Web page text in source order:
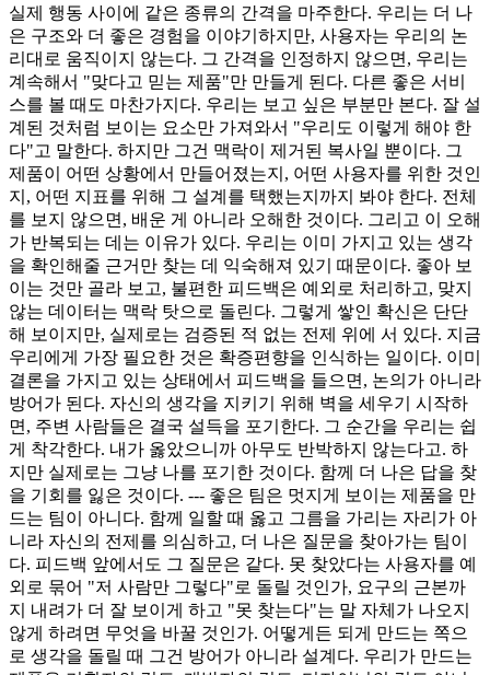
실제 행동 사이에 같은 종류의 간격을 마주한다. 우리는 더 나
은 구조와 더 좋은 경험을 이야기하지만, 사용자는 우리의 논
리대로 움직이지 않는다. 그 간격을 인정하지 않으면, 우리는
계속해서 "맞다고 믿는 제품"만 만들게 된다. 다른 좋은 서비
스를 볼 때도 마찬가지다. 우리는 보고 싶은 부분만 본다. 잘 설
계된 것처럼 보이는 요소만 가져와서 "우리도 이렇게 해야 한
다"고 말한다. 하지만 그건 맥락이 제거된 복사일 뿐이다. 그
제품이 어떤 상황에서 만들어졌는지, 어떤 사용자를 위한 것인
지, 어떤 지표를 위해 그 설계를 택했는지까지 봐야 한다. 전체
를 보지 않으면, 배운 게 아니라 오해한 것이다. 그리고 이 오해
가 반복되는 데는 이유가 있다. 우리는 이미 가지고 있는 생각
을 확인해줄 근거만 찾는 데 익숙해져 있기 때문이다. 좋아 보
이는 것만 골라 보고, 불편한 피드백은 예외로 처리하고, 맞지
않는 데이터는 맥락 탓으로 돌린다. 그렇게 쌓인 확신은 단단
해 보이지만, 실제로는 검증된 적 없는 전제 위에 서 있다. 지금
우리에게 가장 필요한 것은 확증편향을 인식하는 일이다. 이미
결론을 가지고 있는 상태에서 피드백을 들으면, 논의가 아니라
방어가 된다. 자신의 생각을 지키기 위해 벽을 세우기 시작하
면, 주변 사람들은 결국 설득을 포기한다. 그 순간을 우리는 쉽
게 착각한다. 내가 옳았으니까 아무도 반박하지 않는다고. 하
지만 실제로는 그냥 나를 포기한 것이다. 함께 더 나은 답을 찾
을 기회를 잃은 것이다. --- 좋은 팀은 멋지게 보이는 제품을 만
드는 팀이 아니다. 함께 일할 때 옳고 그름을 가리는 자리가 아
니라 자신의 전제를 의심하고, 더 나은 질문을 찾아가는 팀이
다. 피드백 앞에서도 그 질문은 같다. 못 찾았다는 사용자를 예
외로 묶어 "저 사람만 그렇다"로 돌릴 것인가, 요구의 근본까
지 내려가 더 잘 보이게 하고 "못 찾는다"는 말 자체가 나오지
않게 하려면 무엇을 바꿀 것인가. 어떻게든 되게 만드는 쪽으
로 생각을 돌릴 때 그건 방어가 아니라 설계다. 우리가 만드는